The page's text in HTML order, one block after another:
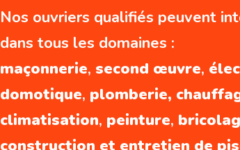
Nos ouvriers qualifiés peuvent
dans tous les domaines :
maçonnerie, second œuvre,
domotique, plomberie,
climatisation, peinture,